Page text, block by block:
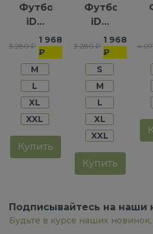
Футболка
iDO
для
девочек
3 280 ₽
1 968
₽
M
L
XL
XXL
Купить
Футболка
iDO
для
мальчиков
3 280 ₽
1 968
₽
S
M
L
XL
XXL
Купить
4
Подписывайтесь на наши
Будьте в курсе наших